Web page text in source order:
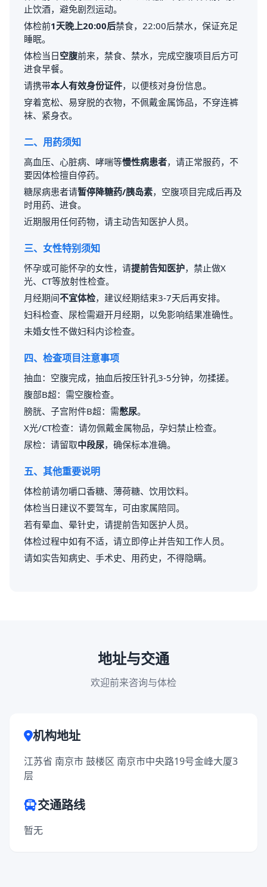
止饮酒，避免剧烈运动。
体检前1天晚上20:00后禁食，22:00后禁水，保证充足
睡眠。
体检当日空腹前来，禁食、禁水，完成空腹项目后方可
进食早餐。
请携带本人有效身份证件，以便核对身份信息。
穿着宽松、易穿脱的衣物，不佩戴金属饰品，不穿连裤
袜、紧身衣。
二、用药须知
高血压、心脏病、哮喘等慢性病患者，请正常服药，不
要因体检擅自停药。
糖尿病患者请暂停降糖药/胰岛素，空腹项目完成后再及
时用药、进食。
近期服用任何药物，请主动告知医护人员。
三、女性特别须知
怀孕或可能怀孕的女性，请提前告知医护，禁止做X
光、CT等放射性检查。
月经期间不宜体检，建议经期结束3-7天后再安排。
妇科检查、尿检需避开月经期，以免影响结果准确性。
未婚女性不做妇科内诊检查。
四、检查项目注意事项
抽血：空腹完成，抽血后按压针孔3-5分钟，勿揉搓。
腹部B超：需空腹检查。
膀胱、子宫附件B超：需憋尿。
X光/CT检查：请勿佩戴金属物品，孕妇禁止检查。
尿检：请留取中段尿，确保标本准确。
五、其他重要说明
体检前请勿嚼口香糖、薄荷糖、饮用饮料。
体检当日建议不要驾车，可由家属陪同。
若有晕血、晕针史，请提前告知医护人员。
体检过程中如有不适，请立即停止并告知工作人员。
请如实告知病史、手术史、用药史，不得隐瞒。
地址与交通
欢迎前来咨询与体检
机构地址
江苏省 南京市 鼓楼区 南京市中央路19号金峰大厦3
层
交通路线
暂无